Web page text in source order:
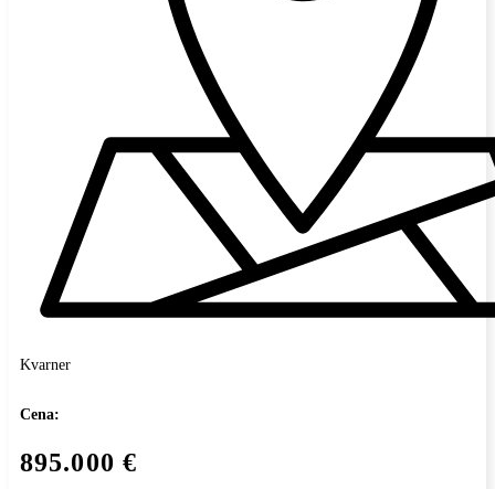
Kvarner
Cena:
895.000 €